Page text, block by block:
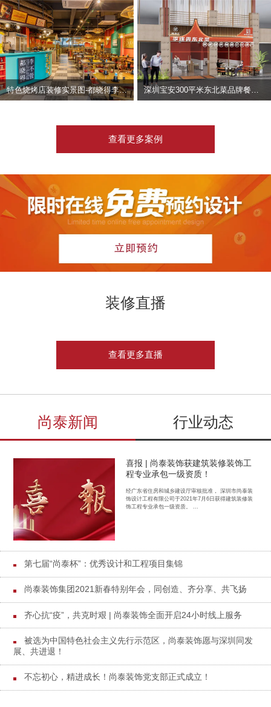
特色烧烤店装修实景图-都晓得李不管
查看更多案例
装修直播
查看更多直播
尚泰新闻 行业动态
喜报 | 尚泰装饰获建筑装修装饰工
程专业承包一级资质！
经广东省住房和城乡建设厅审核批准， 深圳市尚泰装
饰设计工程有限公司于2021年7月6日获得建筑装修装
饰工程专业承包一级资质。 ...
第七届“尚泰杯”：优秀设计和工程项目集锦
尚泰装饰集团2021新春特别年会，同创造、齐分享、共飞扬
齐心抗“疫”，共克时艰 | 尚泰装饰全面开启24小时线上服务
被选为中国特色社会主义先行示范区，尚泰装饰愿与深圳同发
展、共进退！
不忘初心，精进成长！尚泰装饰党支部正式成立！